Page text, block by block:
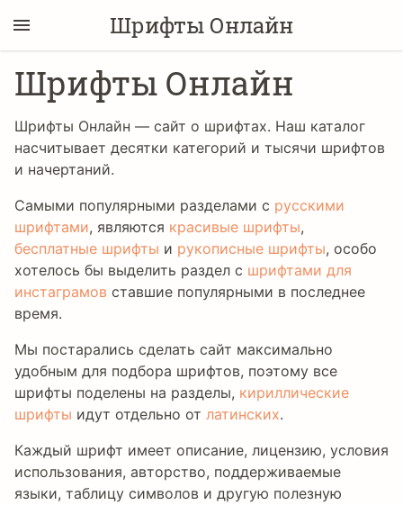
Шрифты Онлайн
Шрифты Онлайн
Шрифты Онлайн — сайт о шрифтах. Наш каталог
насчитывает десятки категорий и тысячи шрифтов
и начертаний.
Самыми популярными разделами с русскими
шрифтами, являются красивые шрифты,
бесплатные шрифты и рукописные шрифты, особо
хотелось бы выделить раздел с шрифтами для
инстаграмов ставшие популярными в последнее
время.
Мы постарались сделать сайт максимально
удобным для подбора шрифтов, поэтому все
шрифты поделены на разделы, кириллические
шрифты идут отдельно от латинских.
Каждый шрифт имеет описание, лицензию, условия
использования, авторство, поддерживаемые
языки, таблицу символов и другую полезную